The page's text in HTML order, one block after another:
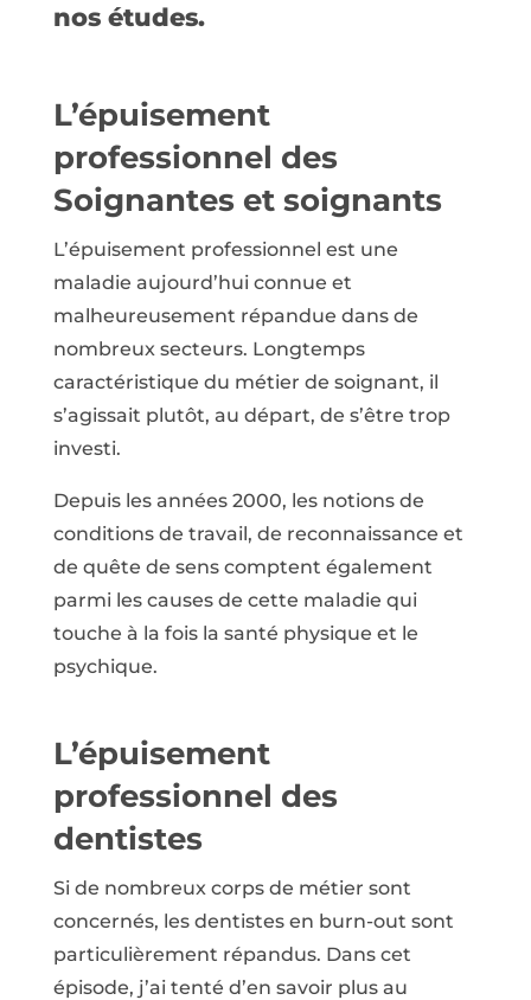
nos études.
L’épuisement
professionnel des
Soignantes et soignants
L’épuisement professionnel est une
maladie aujourd’hui connue et
malheureusement répandue dans de
nombreux secteurs. Longtemps
caractéristique du métier de soignant, il
s’agissait plutôt, au départ, de s’être trop
investi.
Depuis les années 2000, les notions de
conditions de travail, de reconnaissance et
de quête de sens comptent également
parmi les causes de cette maladie qui
touche à la fois la santé physique et le
psychique.
L’épuisement
professionnel des
dentistes
Si de nombreux corps de métier sont
concernés, les dentistes en burn-out sont
particulièrement répandus. Dans cet
épisode, j’ai tenté d’en savoir plus au